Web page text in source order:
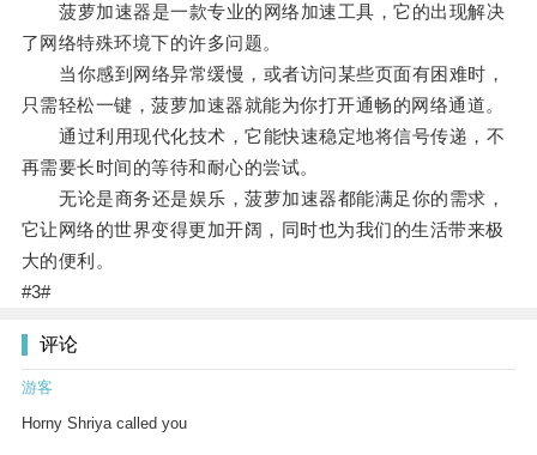
菠萝加速器是一款专业的网络加速工具，它的出现解决
了网络特殊环境下的许多问题。
当你感到网络异常缓慢，或者访问某些页面有困难时，
只需轻松一键，菠萝加速器就能为你打开通畅的网络通道。
通过利用现代化技术，它能快速稳定地将信号传递，不
再需要长时间的等待和耐心的尝试。
无论是商务还是娱乐，菠萝加速器都能满足你的需求，
它让网络的世界变得更加开阔，同时也为我们的生活带来极
大的便利。
#3#
评论
游客
Horny Shriya called you